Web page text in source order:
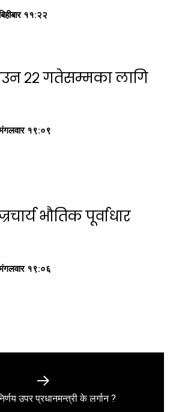
११:२२
२२ गतेसम्मका लागि
१९:०९
भौतिक पूर्वाधार
१९:०६
Next
उपर प्रधानमन्त्री के लर्गान ?